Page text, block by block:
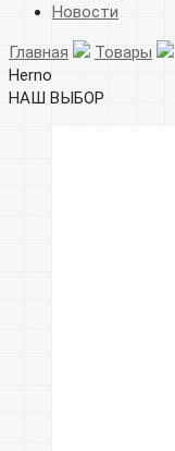
Новости
Главная Товары
Herno
НАШ ВЫБОР